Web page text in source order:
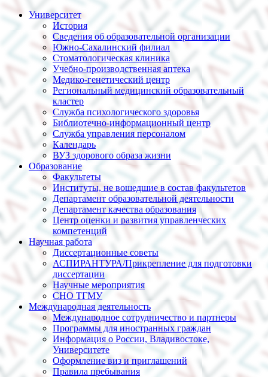
Университет
История
Сведения об образовательной организации
Южно-Сахалинский филиал
Стоматологическая клиника
Учебно-производственная аптека
Медико-генетический центр
Региональный медицинский образовательный
кластер
Служба психологического здоровья
Библиотечно-информационный центр
Служба управления персоналом
Календарь
ВУЗ здорового образа жизни
Образование
Факультеты
Институты, не вошедшие в состав факультетов
Департамент образовательной деятельности
Департамент качества образования
Центр оценки и развития управленческих
компетенций
Научная работа
Диссертационные советы
АСПИРАНТУРА/Прикрепление для подготовки
диссертации
Научные мероприятия
СНО ТГМУ
Международная деятельность
Международное сотрудничество и партнеры
Программы для иностранных граждан
Информация о России, Владивостоке,
Университете
Оформление виз и приглашений
Правила пребывания